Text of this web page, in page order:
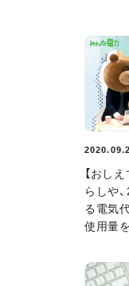
【おし
らしや
る電気
使用量